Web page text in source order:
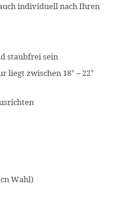
individuell nach Ihren
staubfrei sein
zwischen 18° – 22°
Wahl)